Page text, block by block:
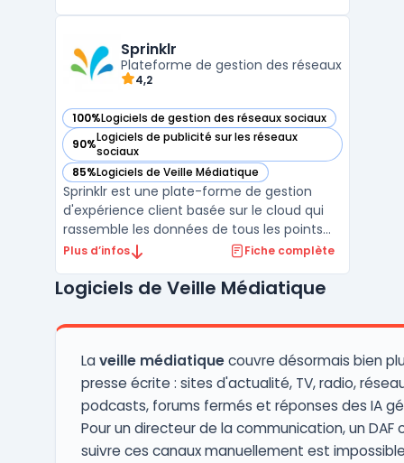
par IA, modifiant les méthodes courantes
d’analy ...
Sprinklr
Plateforme de gestion des réseaux
4,2
100%Logiciels de gestion des réseaux sociaux
— voir Sprinklr dans cette catégorie
90%Logiciels de publicité sur les réseaux
sociaux
— voir Sprinklr dans cette catégorie
85%Logiciels de Veille Médiatique
— voir Sprinklr dans cette catégorie
Sprinklr est une plate-forme de gestion
d'expérience client basée sur le cloud qui
rassemble les données de tous les points
de contact du client. Elle comprend des
publicité, de social media et d'analyse de
l'expérience cli ...
Plus d’infos Fiche complète
Logiciels de Veille Médiatique
Laveille médiatiquecouvre désormais bien
presse écrite : sites d'actualité, TV, radio,
podcasts, forums fermés et réponses des IA
Pour un directeur de la communication, un DAF
suivre ces canaux manuellement est